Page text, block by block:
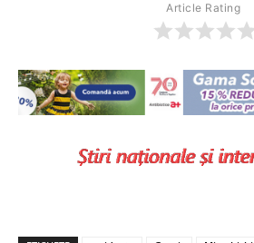
Article Rating